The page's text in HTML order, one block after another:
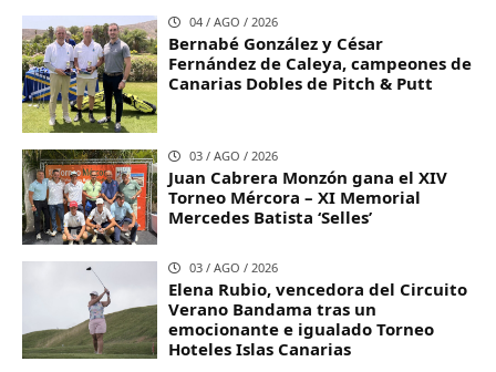
04 / AGO / 2026
Bernabé González y César
Fernández de Caleya, campeones de
Canarias Dobles de Pitch & Putt
03 / AGO / 2026
Juan Cabrera Monzón gana el XIV
Torneo Mércora – XI Memorial
Mercedes Batista ‘Selles’
03 / AGO / 2026
Elena Rubio, vencedora del Circuito
Verano Bandama tras un
emocionante e igualado Torneo
Hoteles Islas Canarias